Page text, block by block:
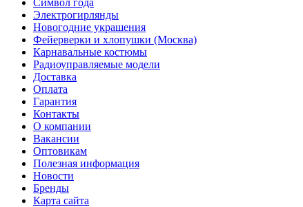
Символ года
Электрогирлянды
Новогодние украшения
Фейерверки и хлопушки (Москва)
Карнавальные костюмы
Радиоуправляемые модели
Доставка
Оплата
Гарантия
Контакты
О компании
Вакансии
Оптовикам
Полезная информация
Новости
Бренды
Карта сайта